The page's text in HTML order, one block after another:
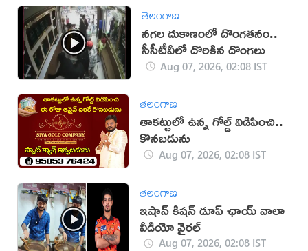
తెలంగాణ
నగల దుకాణంలో దొంగతనం..
సీసీటీవీలో దొరికిన దొంగలు
Aug 07, 2026, 02:08 IST
తెలంగాణ
తాకట్టులో ఉన్న గోల్డ్ విడిపించి..
కొనబడును
Aug 07, 2026, 02:08 IST
తెలంగాణ
ఇషాన్ కిషన్ డూప్ ఛాయ్ వాలా
వీడియో వైరల్
Aug 07, 2026, 02:08 IST